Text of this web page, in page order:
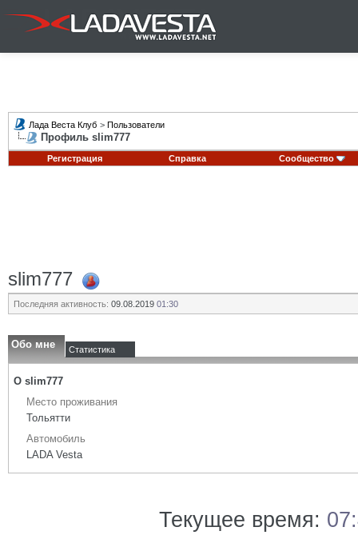
Лада Веста Клуб > Пользователи
Профиль slim777
Регистрация Справка Сообщество
slim777
Последняя активность: 09.08.2019 01:30
Обо мне Статистика
О slim777
Место проживания
Тольятти
Автомобиль
LADA Vesta
Текущее время: